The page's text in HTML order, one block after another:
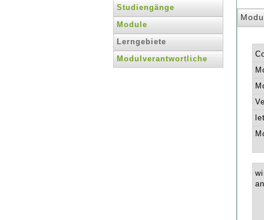
Studiengänge
Module
Lerngebiete
Modulverantwortliche